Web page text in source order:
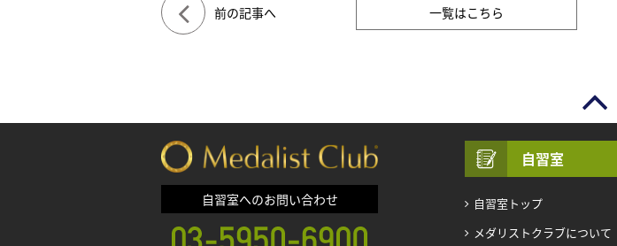
前の記事へ 一覧はこちら
自習室へのお問い合わせ
自習室
自習室トップ
メダリストクラブについて